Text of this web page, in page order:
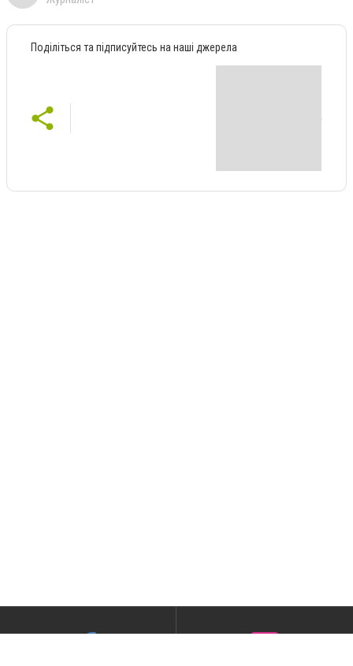
Поділіться та підписуйтесь на наші джерела